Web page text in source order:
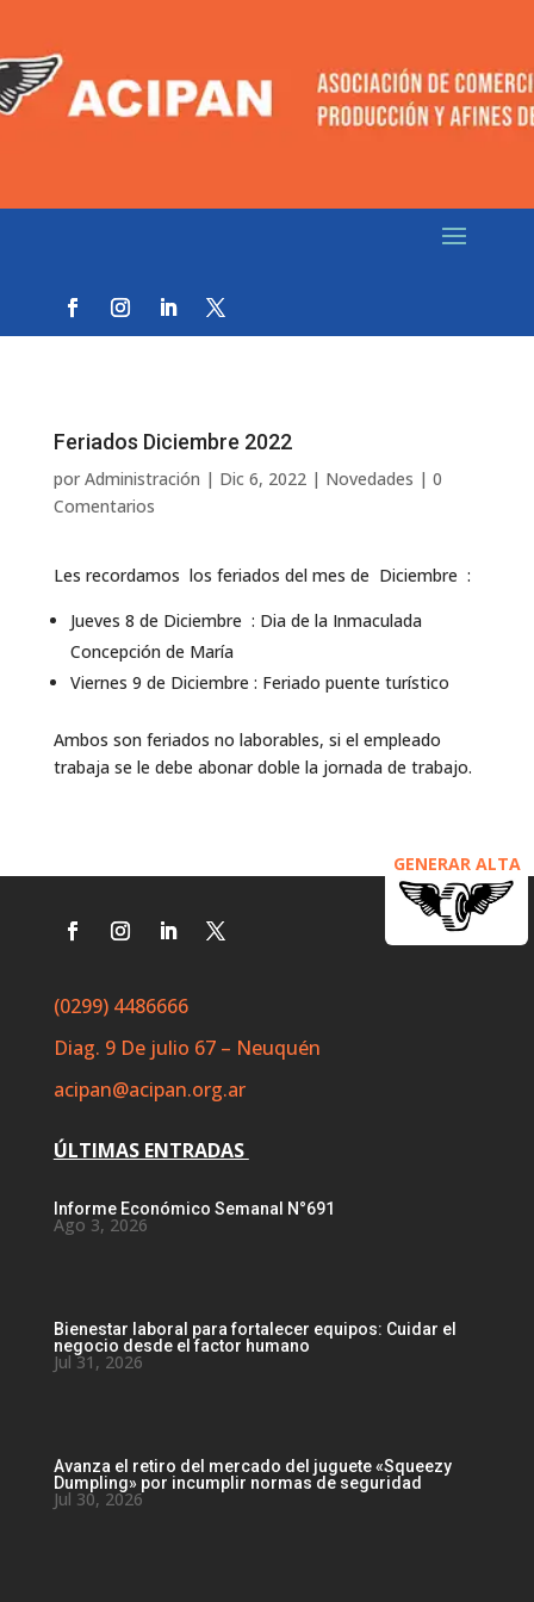
GENERAR ALTA
Feriados Diciembre 2022
por Administración | Dic 6, 2022| Novedades | 0
Comentarios
Les recordamos los feriados del mes de Diciembre :
Jueves 8 de Diciembre : Dia de la Inmaculada
Concepción de María
Viernes 9 de Diciembre : Feriado puente turístico
Ambos son feriados no laborables, si el empleado
trabaja se le debe abonar doble la jornada de trabajo.
(0299) 4486666
Diag. 9 De julio 67 – Neuquén
acipan@acipan.org.ar
ÚLTIMAS ENTRADAS
Informe Económico Semanal N°691
Ago 3, 2026
Bienestar laboral para fortalecer equipos: Cuidar el
negocio desde el factor humano
Jul 31, 2026
Avanza el retiro del mercado del juguete «Squeezy
Dumpling» por incumplir normas de seguridad
Jul 30, 2026